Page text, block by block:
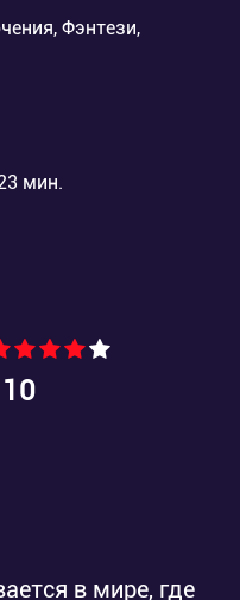
Фэнтези,
мин.
в мире, где